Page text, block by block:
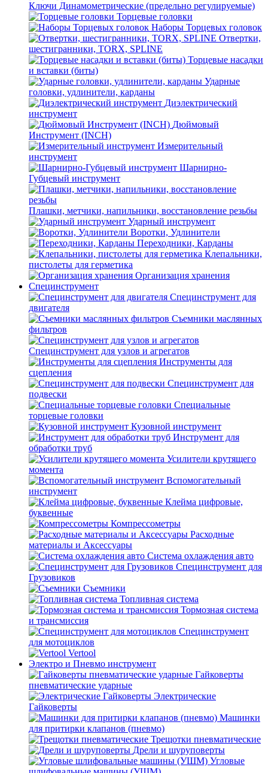
Ключи Динамометрические (предельно регулируемые)
Торцевые головки
Наборы Торцевых головок
Отвертки,
шестигранники, TORX, SPLINE
Торцевые насадки
и вставки (биты)
Ударные
головки, удлинители, карданы
Диэлектрический
инструмент
Дюймовый
Инструмент (INCH)
Измерительный
инструмент
Шарнирно-
Губцевый инструмент
Плашки, метчики, напильники, восстановление резьбы
Ударный инструмент
Воротки, Удлинители
Переходники, Карданы
Клепальники,
пистолеты для герметика
Организация хранения
Специнструмент
Специнструмент для
двигателя
Съемники маслянных
фильтров
Специнструмент для узлов и агрегатов
Инструменты для
сцепления
Специнструмент для
подвески
Специальные
торцевые головки
Кузовной инструмент
Инструмент для
обработки труб
Усилители крутящего
момента
Вспомогательный
инструмент
Клейма цифровые,
буквенные
Компрессометры
Расходные
материалы и Аксессуары
Система охлаждения авто
Специнструмент для
Грузовиков
Съемники
Топливная система
Тормозная система
и трансмиссия
Специнструмент
для мотоциклов
Vertool
Электро и Пневмо инструмент
Гайковерты
пневматические ударные
Электрические
Гайковерты
Машинки
для притирки клапанов (пневмо)
Трещотки пневматические
Дрели и шуруповерты
Угловые